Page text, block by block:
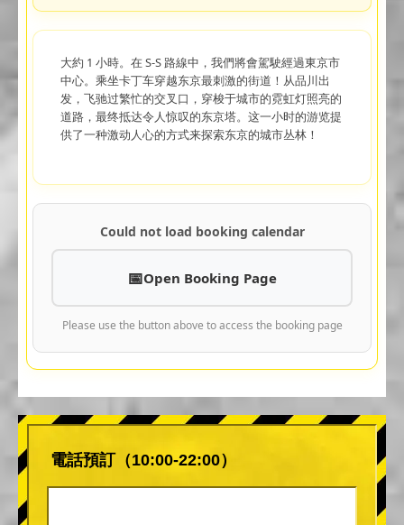
大約 1 小時。在 S-S 路線中，我們將會駕駛經過東京市
中心。乘坐卡丁车穿越东京最刺激的街道！从品川出
发，飞驰过繁忙的交叉口，穿梭于城市的霓虹灯照亮的
道路，最终抵达令人惊叹的东京塔。这一小时的游览提
供了一种激动人心的方式来探索东京的城市丛林！
Could not load booking calendar
Open Booking Page
Please use the button above to access the booking page
電話預訂（10:00-22:00）